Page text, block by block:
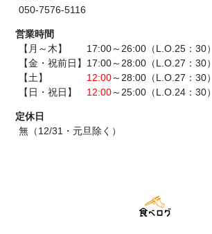
050-7576-5116
営業時間
【月～木】 17:00～26:00（L.O.25：30）
【金・祝前日】17:00～28:00（L.O.27：30）
【土】 12:00～28:00（L.O.27：30）
【日・祝日】 12:00～25:00（L.O.24：30）
定休日
無（12/31・元旦除く）